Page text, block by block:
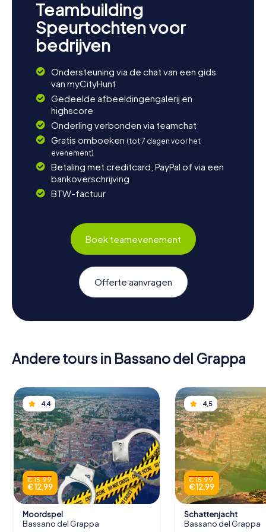
Teambuilding
Speurtochten voor
bedrijven
Ondersteuning via de chat van een gids
van myCityHunt
Gedeelde afbeeldingengalerij en
highscore
Onderling verbonden via teamchat
Gratis omboeken (tot 7 dagen voor het
evenement)
Betaling met creditcard, PayPal of via een
bankoverschrijving
BTW-factuur
Boek teamevenement
Offerte aanvragen
Andere tours in Bassano del Grappa
4,4
€ 15,99
€ 12,99
Moordspel
Bassano del Grappa
4,5
€ 15,99
€ 12,99
Schattenjacht
Bassano del Grappa